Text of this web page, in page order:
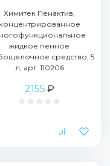
Химитек Пенактив,
концентрированное
жидкое пенное
средство, 5
л, арт. 110206
2155 ₽